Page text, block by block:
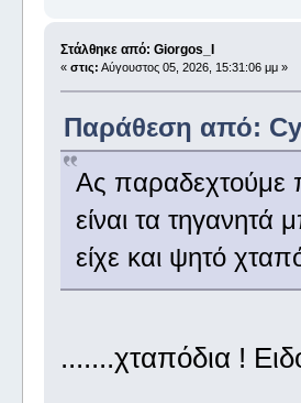
Στάλθηκε από: Giorgos_I
« στις: Αύγουστος 05, 2026, 15:31:06 μμ »
Παράθεση από:
Ας παραδεχτούμε
είναι τα
είχε και ψητό
.......χταπόδια !